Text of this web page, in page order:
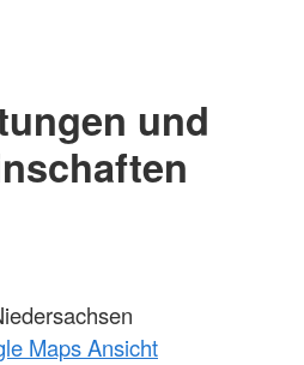
und
Maps Ansicht